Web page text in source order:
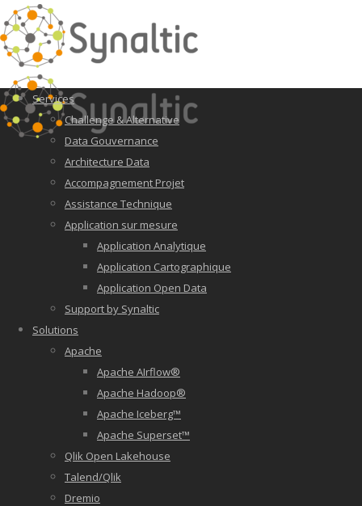
Services
Challenge & Alternative
Data Gouvernance
Architecture Data
Accompagnement Projet
Assistance Technique
Application sur mesure
Application Analytique
Application Cartographique
Application Open Data
Support by Synaltic
Solutions
Apache
Apache AIrflow®
Apache Hadoop®
Apache Iceberg™
Apache Superset™
Qlik Open Lakehouse
Talend/Qlik
Dremio